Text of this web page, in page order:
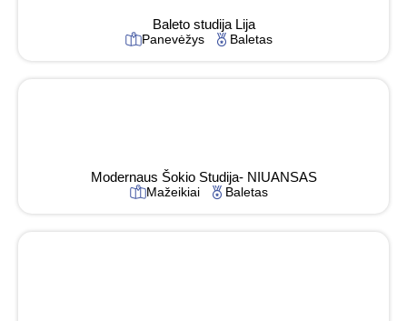
Baleto studija Lija
Panevėžys Baletas
Modernaus Šokio Studija- NIUANSAS
Mažeikiai Baletas